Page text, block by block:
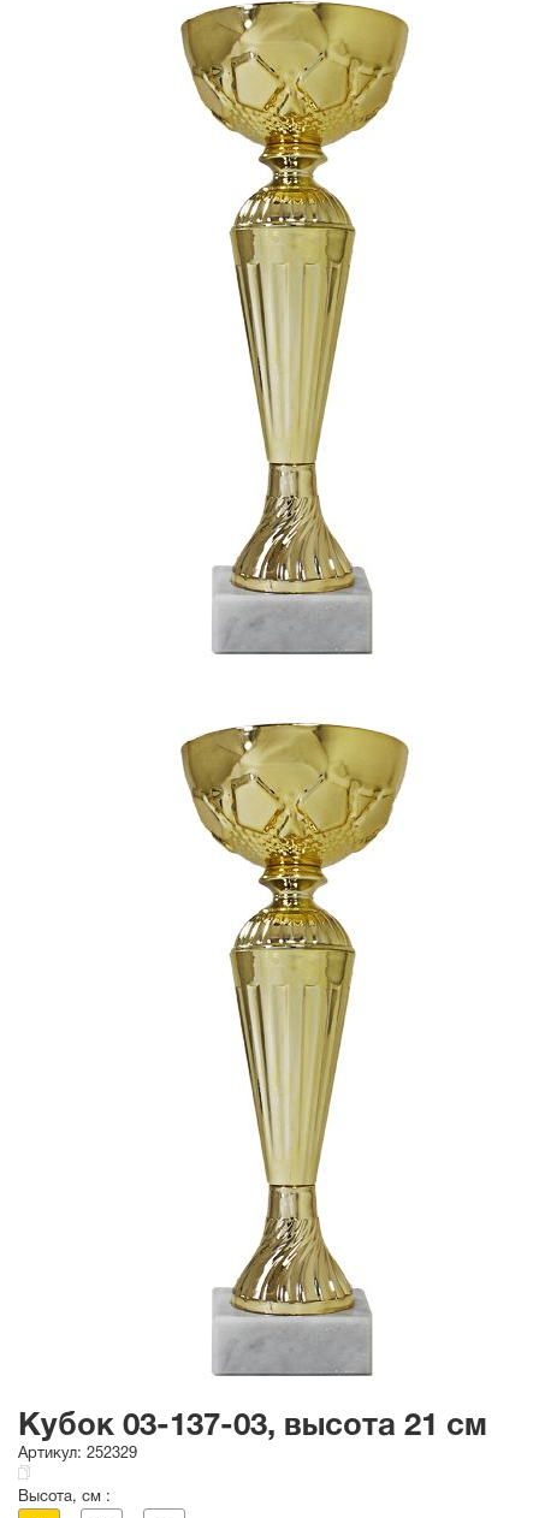
Кубок 03-137-03, высота 21 см
Артикул: 252329
Высота, см :